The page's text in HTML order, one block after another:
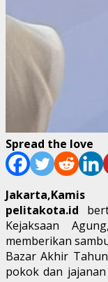
Spread the love
pelitakota.id
Kejaksaan
memberikan
Bazar Akhir
pokok dan